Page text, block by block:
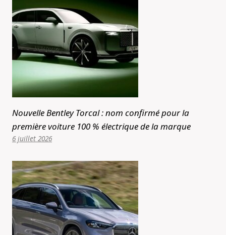
Nouvelle Bentley Torcal : nom confirmé pour la
première voiture 100 % électrique de la marque
6 juillet 2026